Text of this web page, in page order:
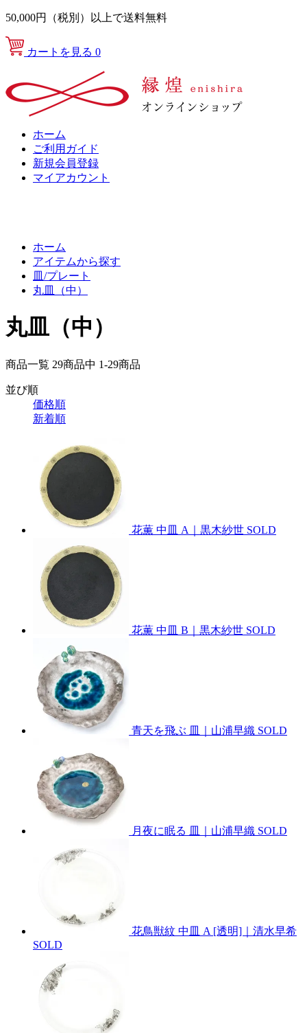
50,000円（税別）以上で送料無料
カートを見る 0
ホーム
ご利用ガイド
新規会員登録
マイアカウント
ホーム
アイテムから探す
皿/プレート
丸皿（中）
丸皿（中）
商品一覧 29商品中 1-29商品
並び順
価格順
新着順
花薫 中皿 A｜黒木紗世 SOLD
花薫 中皿 B｜黒木紗世 SOLD
青天を飛ぶ 皿｜山浦早織 SOLD
月夜に眠る 皿｜山浦早織 SOLD
花鳥獣紋 中皿 A [透明]｜清水早希
SOLD